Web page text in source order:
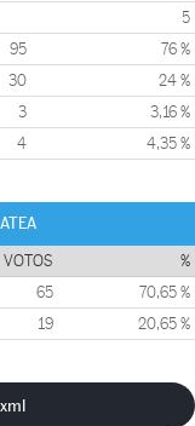
5
95 76 %
30 24 %
3 3,16 %
4 4,35 %
VOTOS %
65 70,65 %
19 20,65 %